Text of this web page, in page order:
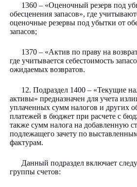
1360 – «Оценочный резерв под
обесценения запасов», где
оценочные резервы под убытки от
запасов;
1370 – «Актив по праву на возврат
где учитывается себестоимость
ожидаемых возвратов.
12. Подраздел 1400 – «Текущие
активы» предназначен для учета
уплаченных сумм налогов и других
платежей в бюджет при расчете с
также сумм налога на добавленную
подлежащего зачету по
фактурам.
Данный подраздел включает
группы счетов: